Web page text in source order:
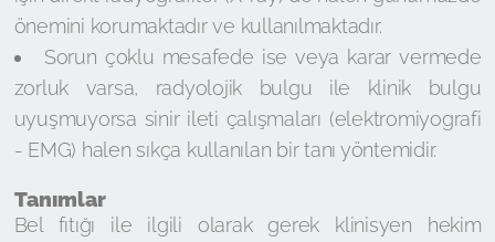
önemini korumaktadır ve kullanılmaktadır.
Sorun çoklu mesafede ise veya karar vermede
zorluk varsa, radyolojik bulgu ile klinik bulgu
uyuşmuyorsa sinir ileti çalışmaları (elektromiyografi
- EMG) halen sıkça kullanılan bir tanı yöntemidir.
Tanımlar
Bel fıtığı ile ilgili olarak gerek klinisyen hekim